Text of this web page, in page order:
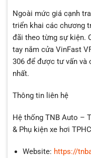
Ngoài mức giá cạnh
triển khai các chương
đãi theo từng sự kiện.
tay nắm cửa VinFast
306 để được tư vấn và
nhất.
Thông tin liên hệ
Hệ thống TNB Auto –
& Phụ kiện xe hơi
Website: https://